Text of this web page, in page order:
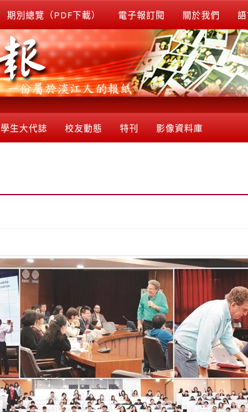
期別總覽（PDF下載） 電子報訂閱 關於我們
學生大代誌 校友動態 特刊 影像資料庫